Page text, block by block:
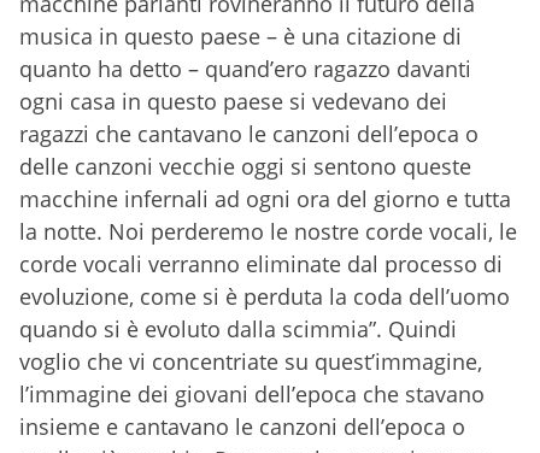
musica in questo paese – è una citazione di
quanto ha detto – quand’ero ragazzo davanti
ogni casa in questo paese si vedevano dei
ragazzi che cantavano le canzoni dell’epoca o
delle canzoni vecchie oggi si sentono queste
macchine infernali ad ogni ora del giorno e tutta
la notte. Noi perderemo le nostre corde vocali, le
corde vocali verranno eliminate dal processo di
evoluzione, come si è perduta la coda dell’uomo
quando si è evoluto dalla scimmia”. Quindi
voglio che vi concentriate su quest’immagine,
l’immagine dei giovani dell’epoca che stavano
insieme e cantavano le canzoni dell’epoca o